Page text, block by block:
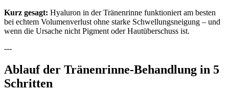
Kurz gesagt: Hyaluron in der Tränenrinne funktioniert am besten
bei echtem Volumenverlust ohne starke Schwellungsneigung – und
wenn die Ursache nicht Pigment oder Hautüberschuss ist.
---
Ablauf der Tränenrinne-Behandlung in 5
Schritten